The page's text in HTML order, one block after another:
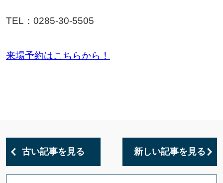
TEL：0285-30-5505
来場予約はこちらから！
古い記事を見る 新しい記事を見る